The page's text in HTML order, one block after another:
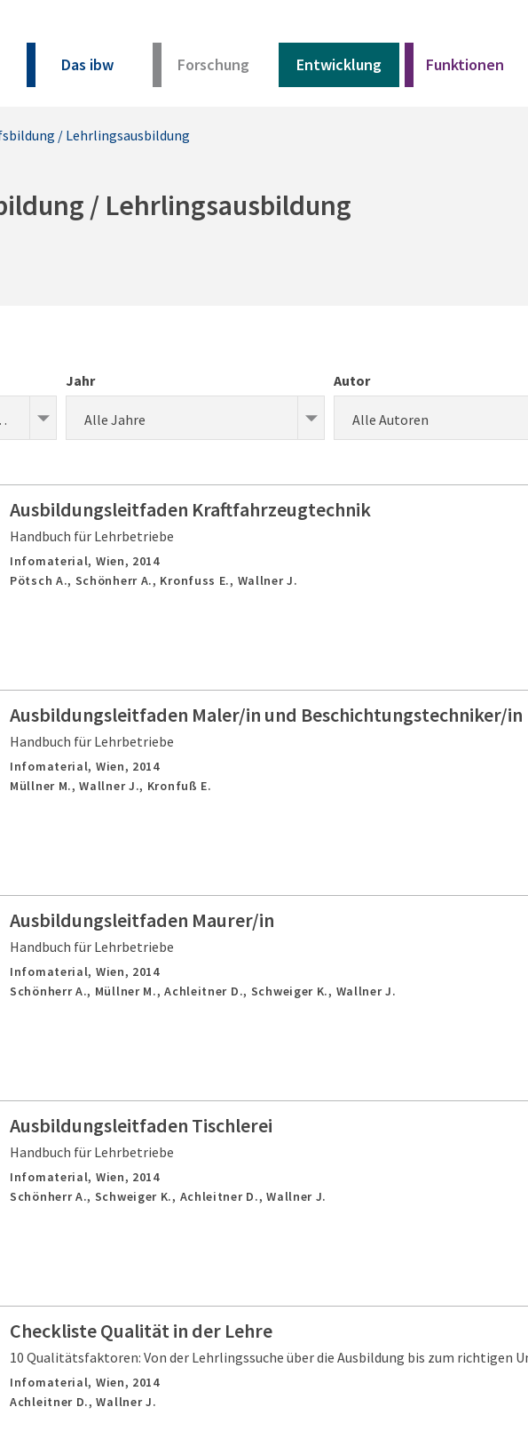
Das ibw Forschung Entwicklung Funktionen
Materialien
/ Lehrlingsausbildung
/ Lehrlingsausbildung
(Entwicklung)
Jahr
Alle Jahre
Autor
Alle Autoren
Ausbildungsleitfaden Kraftfahrzeugtechnik
Handbuch für Lehrbetriebe
Infomaterial, Wien, 2014
Pötsch A., Schönherr A., Kronfuss E., Wallner J.
Ausbildungsleitfaden Maler/in und Beschichtungstechniker/in
Handbuch für Lehrbetriebe
Infomaterial, Wien, 2014
Müllner M., Wallner J., Kronfuß E.
Ausbildungsleitfaden Maurer/in
Handbuch für Lehrbetriebe
Infomaterial, Wien, 2014
Schönherr A., Müllner M., Achleitner D., Schweiger K., Wallner J.
Ausbildungsleitfaden Tischlerei
Handbuch für Lehrbetriebe
Infomaterial, Wien, 2014
Schönherr A., Schweiger K., Achleitner D., Wallner J.
Checkliste Qualität in der Lehre
10 Qualitätsfaktoren: Von der Lehrlingssuche über die Ausbildung bis zum richtigen
Infomaterial, Wien, 2014
Achleitner D., Wallner J.